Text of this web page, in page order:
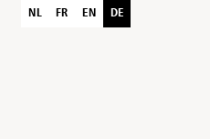
NL FR EN DE